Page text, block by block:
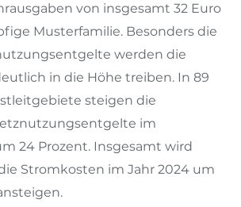
von insgesamt 32 Euro
Musterfamilie. Besonders die
werden die
in die Höhe treiben. In 89
steigen die
im
24 Prozent. Insgesamt wird
Stromkosten im Jahr 2024 um